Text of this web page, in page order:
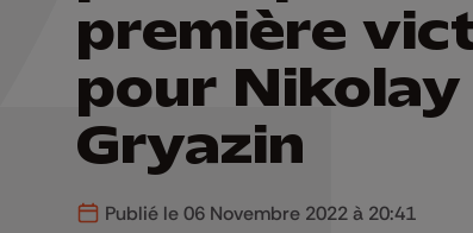
première
pour Nikolay
Gryazin
Publié le 06 Novembre 2022 à 20:41